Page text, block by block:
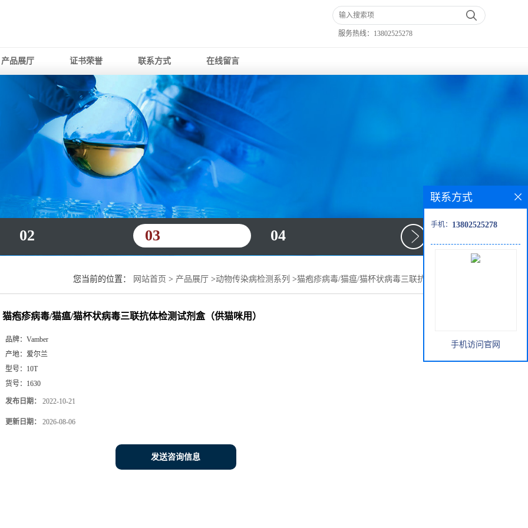
服务热线： 13802525278
产品展厅 证书荣誉 联系方式 在线留言
02 03 04
您当前的位置： 网站首页 > 产品展厅 >动物传染病检测系列 >猫疱疹病毒/猫瘟/猫杯状病毒三联抗体检测试剂盒
猫疱疹病毒/猫瘟/猫杯状病毒三联抗体检测试剂盒（供猫咪用）
品牌： Vamber
产地： 爱尔兰
型号： 10T
货号： 1630
发布日期： 2022-10-21
更新日期： 2026-08-06
发送咨询信息
联系方式
手机： 13802525278
手机访问官网